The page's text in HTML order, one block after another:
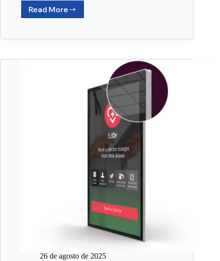
Read More
26 de agosto de 2025